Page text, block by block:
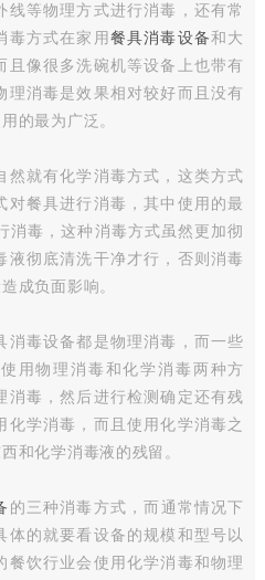
等物理方式进行消毒，还有常
毒方式在家用餐具消毒设备和大
且像很多洗碗机等设备上也带有
理消毒是效果相对较好而且没有
的最为广泛。
然就有化学消毒方式，这类方式
对餐具进行消毒，其中使用的最
消毒，这种消毒方式虽然更加彻
液彻底清洗干净才行，否则消毒
成负面影响。
消毒设备都是物理消毒，而一些
用物理消毒和化学消毒两种方
消毒，然后进行检测确定还有残
化学消毒，而且使用化学消毒之
和化学消毒液的残留。
的三种消毒方式，而通常情况下
的就要看设备的规模和型号以
餐饮行业会使用化学消毒和物理